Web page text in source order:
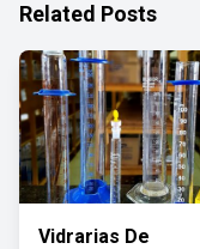
Related Posts
Vidrarias De